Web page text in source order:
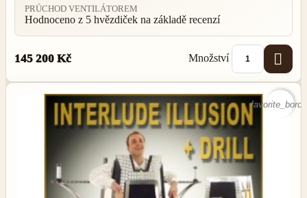
PRŮCHOD VENTILÁTOREM
Hodnoceno z 5 hvězdiček na základě recenzí
145 200 Kč Množství 